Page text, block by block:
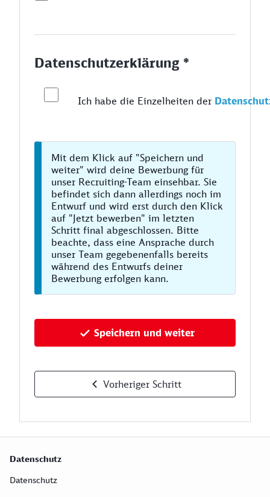
Datenschutzerklärung *
Ich habe die Einzelheiten der
Mit dem Klick auf "Speichern und
weiter" wird deine Bewerbung für
unser Recruiting-Team einsehbar. Sie
befindet sich dann allerdings noch im
Entwurf und wird erst durch den Klick
auf "Jetzt bewerben" im letzten
Schritt final abgeschlossen. Bitte
beachte, dass eine Ansprache durch
unser Team gegebenenfalls bereits
während des Entwurfs deiner
Bewerbung erfolgen kann.
Speichern und weiter
Vorheriger Schritt
Datenschutz
Datenschutz